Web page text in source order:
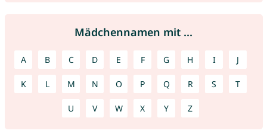
Mädchennamen mit ...
A B C D E F G H I J
K L M N O P Q R S T
U V W X Y Z